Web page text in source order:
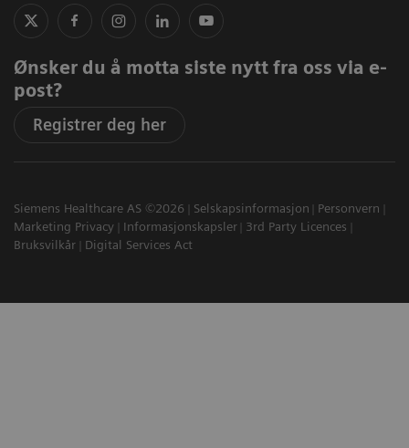
Ønsker du å motta siste nytt fra oss via e-
post?
Registrer deg her
Siemens Healthcare AS ©2026 Selskapsinformasjon
Personvern
Marketing Privacy
Informasjonskapsler
3rd Party Licences
Bruksvilkår
Digital Services Act